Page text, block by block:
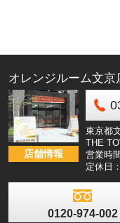
オレンジルーム文京
店舗情報
東京都
THE
営業時
定休日
0120-974-002